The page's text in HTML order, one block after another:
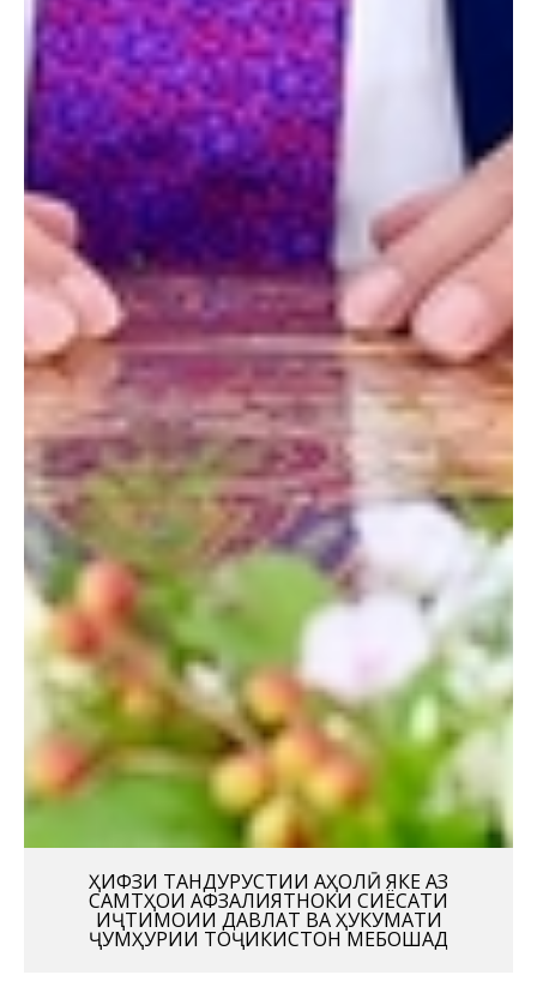
ҲИФЗИ ТАНДУРУСТИИ АҲОЛӢ ЯКЕ АЗ
САМТҲОИ АФЗАЛИЯТНОКИ СИЁСАТИ
ИҶТИМОИИ ДАВЛАТ ВА ҲУКУМАТИ
ҶУМҲУРИИ ТОҶИКИСТОН МЕБОШАД